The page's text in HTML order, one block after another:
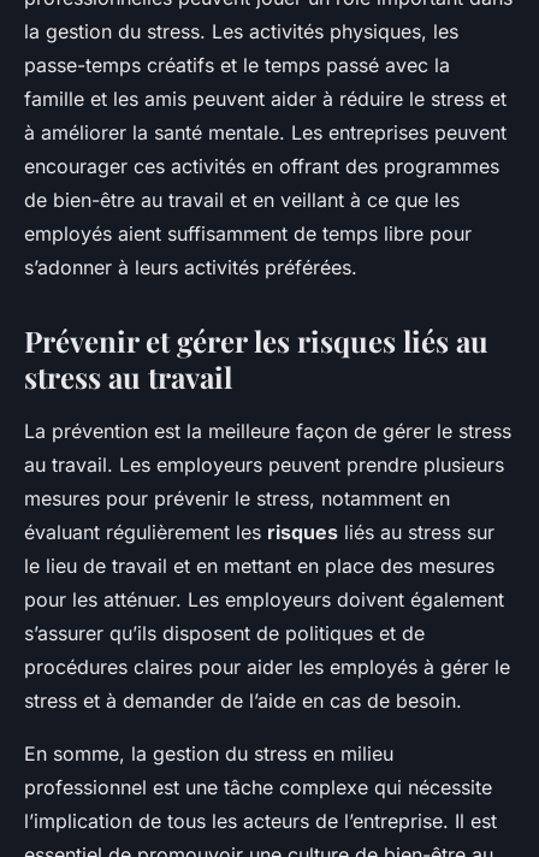
la gestion du stress. Les activités physiques, les
passe-temps créatifs et le temps passé avec la
famille et les amis peuvent aider à réduire le stress et
à améliorer la santé mentale. Les entreprises peuvent
encourager ces activités en offrant des programmes
de bien-être au travail et en veillant à ce que les
employés aient suffisamment de temps libre pour
s’adonner à leurs activités préférées.
Prévenir et gérer les risques liés au
stress au travail
La prévention est la meilleure façon de gérer le stress
au travail. Les employeurs peuvent prendre plusieurs
mesures pour prévenir le stress, notamment en
évaluant régulièrement les risques liés au stress sur
le lieu de travail et en mettant en place des mesures
pour les atténuer. Les employeurs doivent également
s’assurer qu’ils disposent de politiques et de
procédures claires pour aider les employés à gérer le
stress et à demander de l’aide en cas de besoin.
En somme, la gestion du stress en milieu
professionnel est une tâche complexe qui nécessite
l’implication de tous les acteurs de l’entreprise. Il est